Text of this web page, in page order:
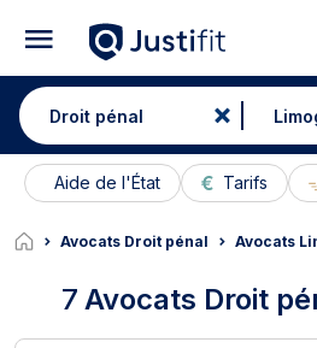
Aide de l'État Tarifs
Avocats Droit pénal Avocats
7 Avocats Droit